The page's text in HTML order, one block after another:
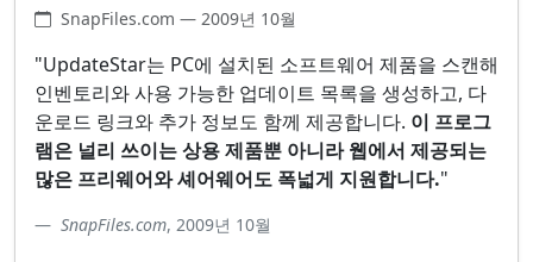
SnapFiles.com — 2009년 10월
"UpdateStar는 PC에 설치된 소프트웨어 제품을 스캔해
인벤토리와 사용 가능한 업데이트 목록을 생성하고, 다
운로드 링크와 추가 정보도 함께 제공합니다. 이 프로그
램은 널리 쓰이는 상용 제품뿐 아니라 웹에서 제공되는
많은 프리웨어와 셰어웨어도 폭넓게 지원합니다."
SnapFiles.com, 2009년 10월